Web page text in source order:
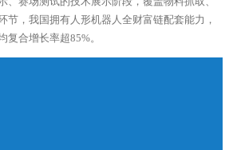
节，我国拥有人形机器人全财富链配套能力，
复合增长率超85%。